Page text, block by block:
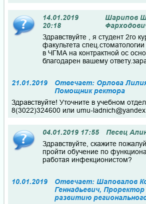
14.01.2019
20:18
Шарипов
Здравствуйте , я студент 2го
факультета
в ЧГМА на контрактной ос
благодарен вашему
21.01.2019
Отвечает: Орлова
Помощник ректора
Здравствуйте! Уточните в учебном
8(3022)324600 или umu-
04.01.2019 17:55
Песец
Здравствуйте, скажите
пройти обучение по
работая инфекционистом?
10.01.2019
Отвечает: Шаповалов
Геннадьевич,
развитию